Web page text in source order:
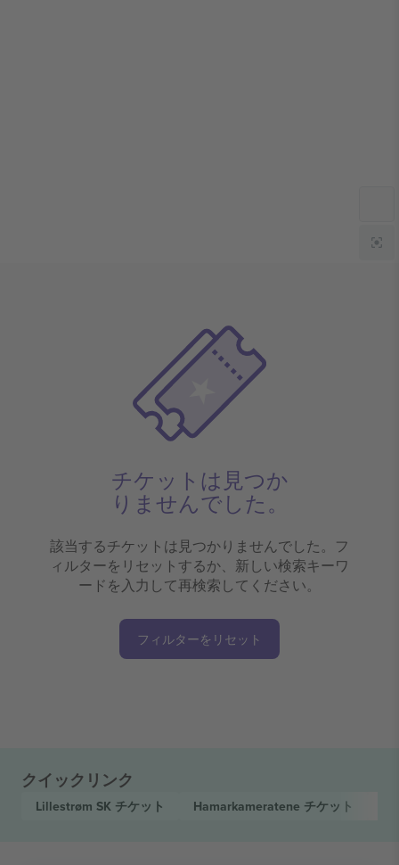
チケットは見つか
りませんでした。
該当するチケットは見つかりませんでした。フ
ィルターをリセットするか、新しい検索キーワ
ードを入力して再検索してください。
フィルターをリセット
クイックリンク
Lillestrøm SK チケット Hamarkameratene チケット